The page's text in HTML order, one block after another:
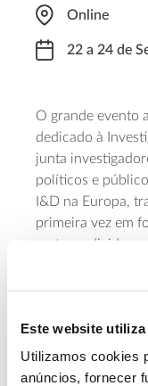
Este website
Utilizamos cookies
anúncios, fornecer
Online
22 a 24 de
O grande evento
dedicado à
junta
políticos e
I&D na Europa,
primeira vez em
certame divide-
“Science is
desde o Pacto
Cooperação
qualquer pessoa,